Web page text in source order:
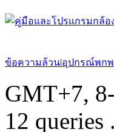
ข้อความล้วน|อุปกรณ์พก
GMT+7,
12 queries .